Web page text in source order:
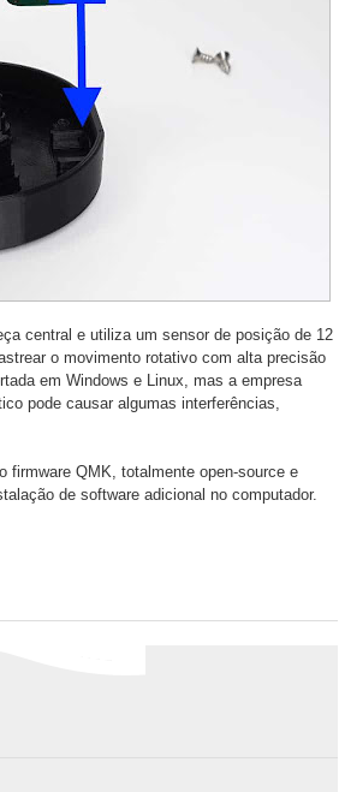
central e utiliza um sensor de posição de 12
o movimento rotativo com alta precisão
em Windows e Linux, mas a empresa
pode causar algumas interferências,
firmware QMK, totalmente open-source e
de software adicional no computador.